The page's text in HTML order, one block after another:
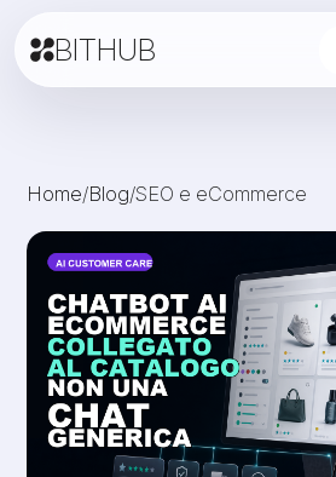
BITHUB
Home/Blog/SEO e eCommerce